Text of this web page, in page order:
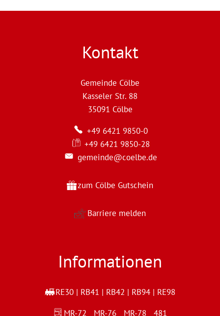
Kontakt
Gemeinde Cölbe
Kasseler Str. 88
35091 Cölbe
+49 6421 9850-0
+49 6421 9850-28
gemeinde@coelbe.de
zum Cölbe Gutschein
Barriere melden
Informationen
RE30 | RB41 | RB42 | RB94 | RE98
MR-72 MR-76 MR-78 481